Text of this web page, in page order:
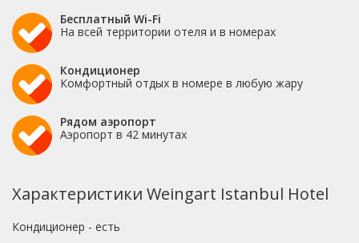
Бесплатный Wi-Fi
На всей территории отеля и в номерах
Кондиционер
Комфортный отдых в номере в любую жару
Рядом аэропорт
Аэропорт в 42 минутах
Характеристики Weingart Istanbul Hotel
Кондиционер - есть